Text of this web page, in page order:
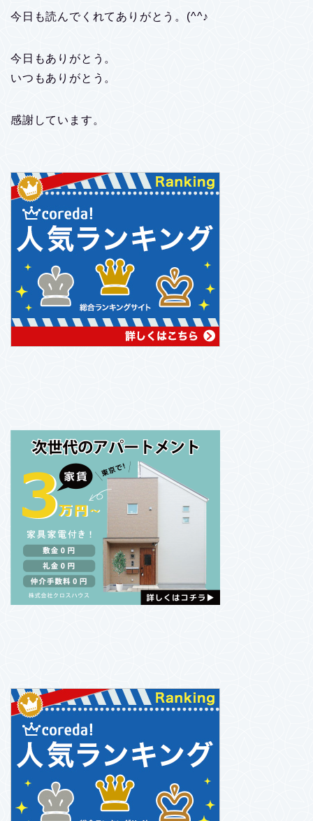
今日も読んでくれてありがとう。(^^♪
今日もありがとう。
いつもありがとう。
感謝しています。